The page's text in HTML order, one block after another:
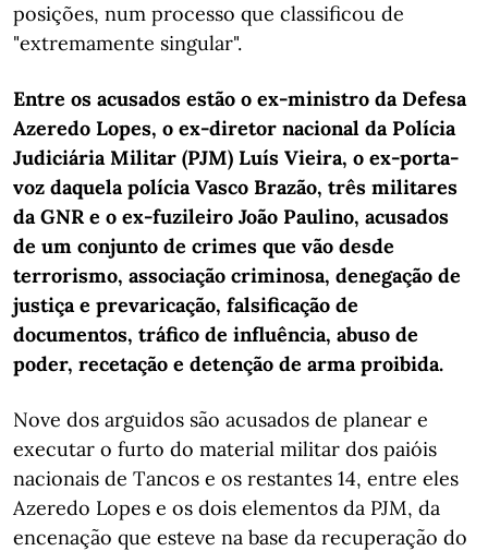
posições, num processo que classificou de
"extremamente singular".
Entre os acusados estão o ex-ministro da Defesa
Azeredo Lopes, o ex-diretor nacional da Polícia
Judiciária Militar (PJM) Luís Vieira, o ex-porta-
voz daquela polícia Vasco Brazão, três militares
da GNR e o ex-fuzileiro João Paulino, acusados
de um conjunto de crimes que vão desde
terrorismo, associação criminosa, denegação de
justiça e prevaricação, falsificação de
documentos, tráfico de influência, abuso de
poder, recetação e detenção de arma proibida.
Nove dos arguidos são acusados de planear e
executar o furto do material militar dos paióis
nacionais de Tancos e os restantes 14, entre eles
Azeredo Lopes e os dois elementos da PJM, da
encenação que esteve na base da recuperação do